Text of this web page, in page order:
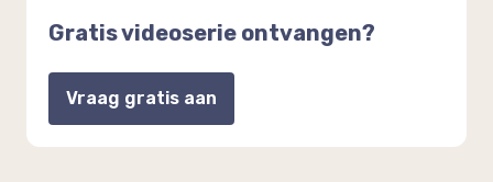
Gratis videoserie ontvangen?
Vraag gratis aan